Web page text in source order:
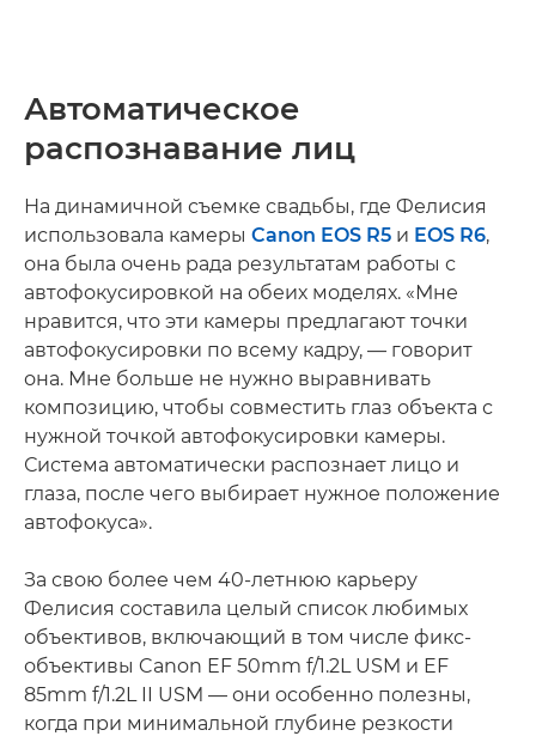
Автоматическое
распознавание лиц
На динамичной съемке свадьбы, где Фелисия
использовала камеры Canon EOS R5 и EOS R6,
она была очень рада результатам работы с
автофокусировкой на обеих моделях. «Мне
нравится, что эти камеры предлагают точки
автофокусировки по всему кадру, — говорит
она. Мне больше не нужно выравнивать
композицию, чтобы совместить глаз объекта с
нужной точкой автофокусировки камеры.
Система автоматически распознает лицо и
глаза, после чего выбирает нужное положение
автофокуса».
За свою более чем 40-летнюю карьеру
Фелисия составила целый список любимых
объективов, включающий в том числе фикс-
объективы Canon EF 50mm f/1.2L USM и EF
85mm f/1.2L II USM — они особенно полезны,
когда при минимальной глубине резкости